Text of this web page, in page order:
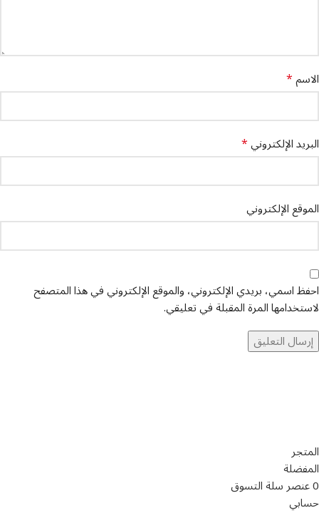
الاسم*
البريد الإلكتروني*
الموقع الإلكتروني
احفظ اسمي، بريدي الإلكتروني، والموقع الإلكتروني في هذا المتصفح
لاستخدامها المرة المقبلة في تعليقي.
المتجر
المفضلة
0عنصرسلة التسوق
حسابي